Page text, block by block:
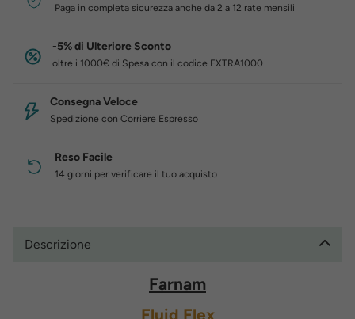
Paga in completa sicurezza anche da 2 a 12 rate mensili
-5% di Ulteriore Sconto
oltre i 1000€ di Spesa con il codice EXTRA1000
Consegna Veloce
Spedizione con Corriere Espresso
Reso Facile
14 giorni per verificare il tuo acquisto
Descrizione
Farnam
Fluid Flex